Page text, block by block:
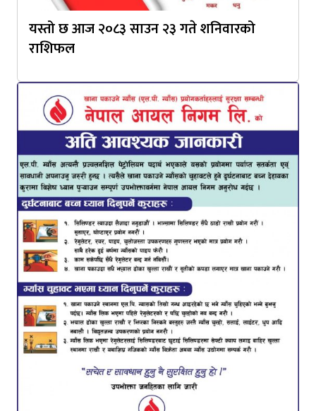
यस्तो छ आज २०८३ साउन २३ गते शनिवारको
राशिफल